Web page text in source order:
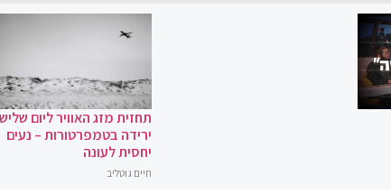
תחזית מזג האוויר ליום
ירידה בטמפרטורות – נעים
יחסית לעונה
חיים גוטליב